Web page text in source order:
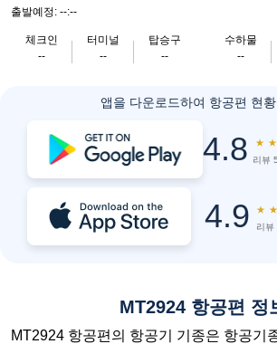
출발예정: --:--
체크인
--
터미널
--
탑승구
--
수하물
--
앱을 다운로드하여 항공편 현
4.8 ★ ★
리뷰
4.9 ★ ★
리뷰
MT2924 항공편 정
MT2924 항공편의 항공기 기종은 항공기